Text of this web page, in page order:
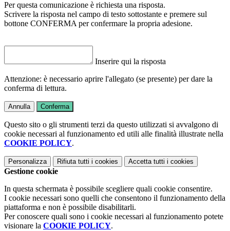
Per questa comunicazione è richiesta una risposta.
Scrivere la risposta nel campo di testo sottostante e premere sul
bottone CONFERMA per confermare la propria adesione.
Inserire qui la risposta
Attenzione: è necessario aprire l'allegato (se presente) per dare la
conferma di lettura.
Annulla Conferma
Questo sito o gli strumenti terzi da questo utilizzati si avvalgono di
cookie necessari al funzionamento ed utili alle finalità illustrate nella
COOKIE POLICY.
Personalizza Rifiuta tutti i cookies Accetta tutti i cookies
Gestione cookie
In questa schermata è possibile scegliere quali cookie consentire.
I cookie necessari sono quelli che consentono il funzionamento della
piattaforma e non è possibile disabilitarli.
Per conoscere quali sono i cookie necessari al funzionamento potete
visionare la COOKIE POLICY.